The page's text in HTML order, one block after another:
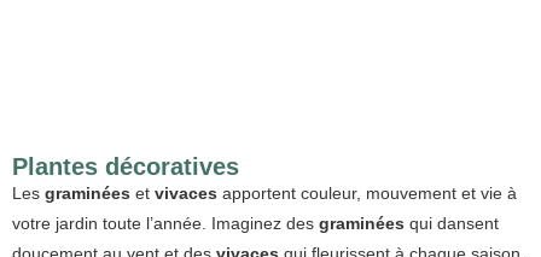
Plantes décoratives
Les graminées et vivaces apportent couleur, mouvement et vie à
votre jardin toute l’année. Imaginez des graminées qui dansent